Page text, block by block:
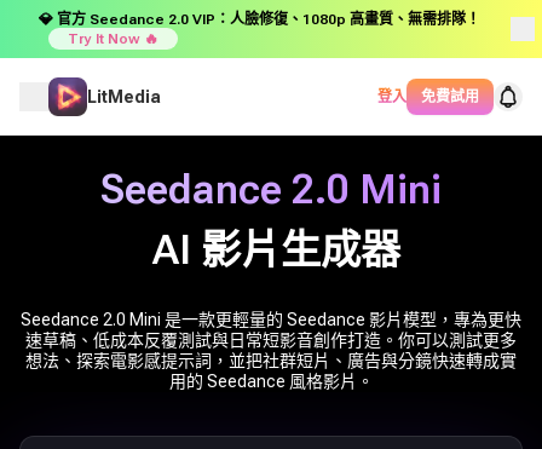
💎 官方 Seedance 2.0 VIP：人臉修復、1080p 高畫質、無需排隊！
Try It Now 🔥
LitMedia 登入 免費試用
Seedance 2.0 Mini
AI 影片生成器
Seedance 2.0 Mini 是一款更輕量的 Seedance 影片模型，專為更快
速草稿、低成本反覆測試與日常短影音創作打造。你可以測試更多
想法、探索電影感提示詞，並把社群短片、廣告與分鏡快速轉成實
用的 Seedance 風格影片。